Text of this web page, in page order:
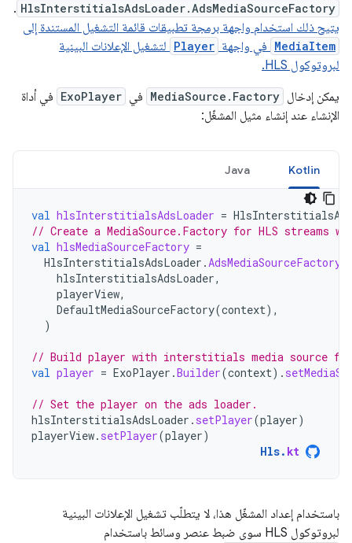
HlsInterstitialsAdsLoader.AdsMediaSourceFactory
.
يتيح ذلك استخدام واجهة برمجة تطبيقات قائمة التشغيل المستندة إلى
MediaItem في واجهة Player لتشغيل الإعلانات البينية
لبروتوكول HLS.
يمكن إدخال MediaSource.Factory في ExoPlayer في أداة
الإنشاء عند إنشاء مثيل المشغّل:
Kotlin
Java
val hlsInterstitialsAdsLoader =
// Create a MediaSource.Factory for HLS
val hlsMediaSourceFactory =
HlsInterstitialsAdsLoader .AdsMediaSourceFactory
hlsInterstitialsAdsLoader,
playerView,
DefaultMediaSourceFactory(context),
)
// Build player with interstitials media source
val player = ExoPlayer .Builder(context).
// Set the player on the ads loader.
hlsInterstitialsAdsLoader . setPlayer(player)
playerView. setPlayer(player)
Hls. kt
باستخدام إعداد المشغّل هذا، لا يتطلّب تشغيل الإعلانات البينية
لبروتوكول HLS سوى ضبط عنصر وسائط باستخدام